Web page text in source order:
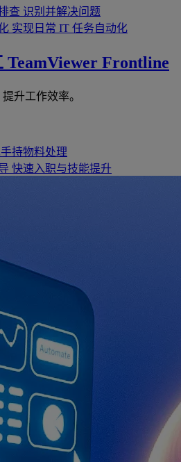
查 识别并解决问题
实现日常 IT 任务自动化
TeamViewer Frontline
升工作效率。
持物料处理
快速入职与技能提升